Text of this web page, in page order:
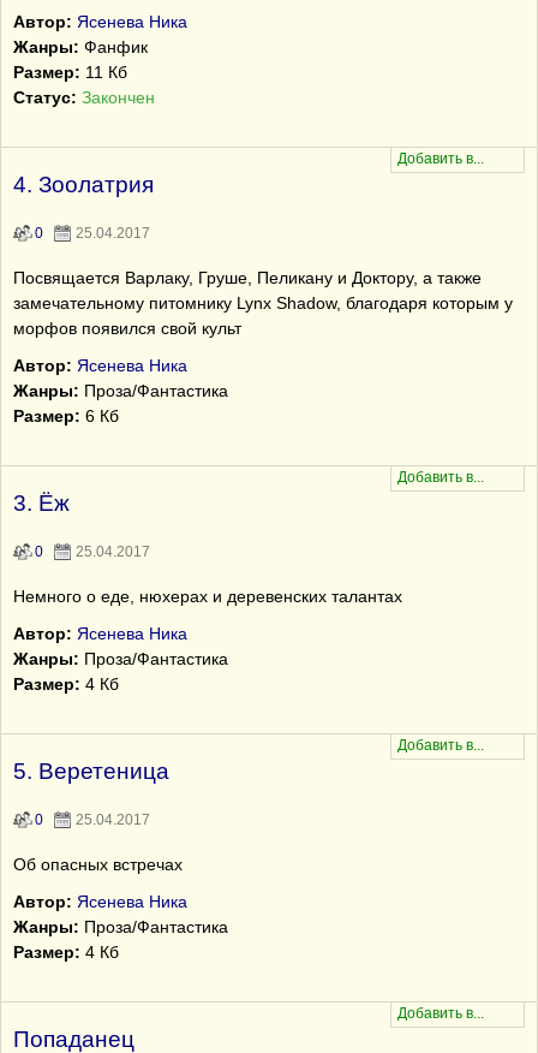
Автор: Ясенева Ника
Жанры: Фанфик
Размер: 11 Кб
Статус: Закончен
4. Зоолатрия
0 25.04.2017
Посвящается Варлаку, Груше, Пеликану и Доктору, а также
замечательному питомнику Lynx Shadow, благодаря которым у
морфов появился свой культ
Автор: Ясенева Ника
Жанры: Проза/Фантастика
Размер: 6 Кб
3. Ёж
0 25.04.2017
Немного о еде, нюхерах и деревенских талантах
Автор: Ясенева Ника
Жанры: Проза/Фантастика
Размер: 4 Кб
5. Веретеница
0 25.04.2017
Об опасных встречах
Автор: Ясенева Ника
Жанры: Проза/Фантастика
Размер: 4 Кб
Попаданец